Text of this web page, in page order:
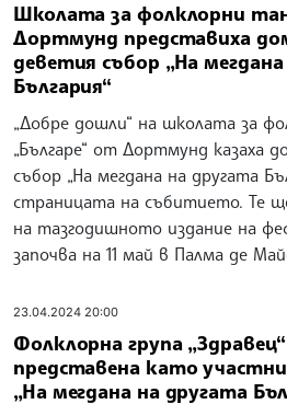
Школата за фолклорни
Дортмунд представиха
деветия събор „На
България“
„Добре дошли“ на школата за
„Българе“ от Дортмунд казаха
събор „На мегдана на другата
страницата на събитието. Те
на тазгодишното издание на
започва на 11 май в Палма де
23.04.2024 20:00
Фолклорна група
представена като
„На мегдана на другата